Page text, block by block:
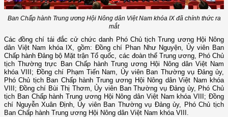
Ban Chấp hành Trung ương Hội Nông dân Việt Nam khóa IX đã chính thức ra
mắt
Các đồng chí tái đắc cử chức danh Phó Chủ tịch Trung ương Hội Nông
dân Việt Nam khóa IX, gồm: Đồng chí Phan Như Nguyện, Ủy viên Ban
Chấp hành Đảng bộ Mặt trận Tổ quốc, các đoàn thể Trung ương, Phó Chủ
tịch Thường trực Ban Chấp hành Trung ương Hội Nông dân Việt Nam
khóa VIII; Đồng chí Phạm Tiến Nam, Ủy viên Ban Thường vụ Đảng ủy,
Phó Chủ tịch Ban Chấp hành Trung ương Hội Nông dân Việt Nam khóa
VIII; Đồng chí Bùi Thị Thơm, Ủy viên Ban Thường vụ Đảng ủy, Phó Chủ
tịch Ban Chấp hành Trung ương Hội Nông dân Việt Nam khóa VIII; Đồng
chí Nguyễn Xuân Định, Ủy viên Ban Thường vụ Đảng ủy, Phó Chủ tịch
Ban Chấp hành Trung ương Hội Nông dân Việt Nam khóa VIII.